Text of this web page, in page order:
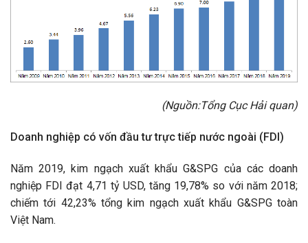
(Nguồn:Tổng Cục Hải quan)
Doanh nghiệp có vốn đầu tư trực tiếp nước ngoài (FDI)
Năm 2019, kim ngạch xuất khẩu G&SPG của các doanh
nghiệp FDI đạt 4,71 tỷ USD, tăng 19,78% so với năm 2018;
chiếm tới 42,23% tổng kim ngạch xuất khẩu G&SPG toàn
Việt Nam.